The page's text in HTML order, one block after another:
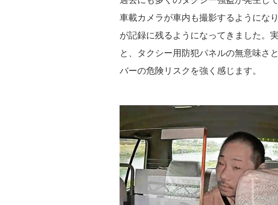
車載カメラが車内も撮影するようにな
が記録に残るようになってきました。
と、タクシー用防犯パネルの無意味さ
バーの危険リスクを強く感じます。